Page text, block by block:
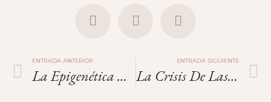
ENTRADA ANTERIOR
La Epigenética Y La Donación De Óvulos.
ENTRADA SIGUIENTE
La Crisis De Las Escuelas Sin Niños Por La Baja Natalidad